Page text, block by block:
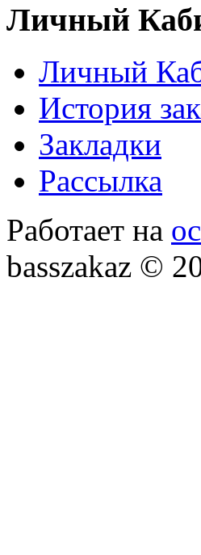
Личный
Личный
История
Закладки
Рассылка
Работает на
basszakaz ©